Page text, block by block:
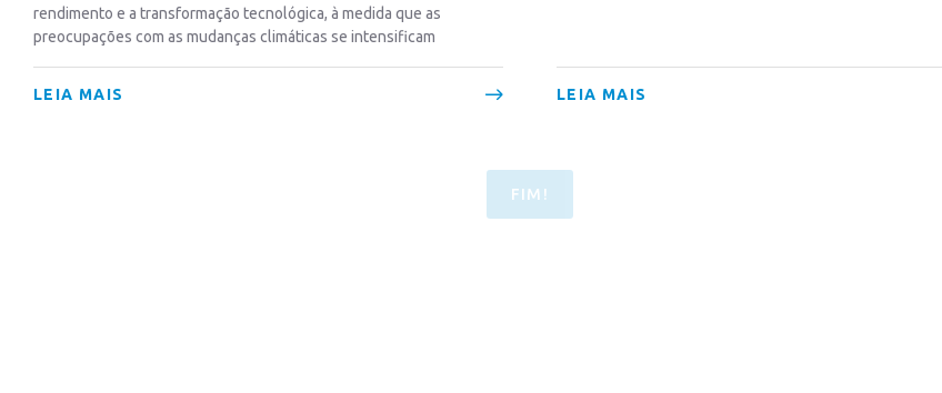
rendimento e a transformação tecnológica, à medida que as
preocupações com as mudanças climáticas se intensificam
LEIA MAIS LEIA MAIS
FIM!